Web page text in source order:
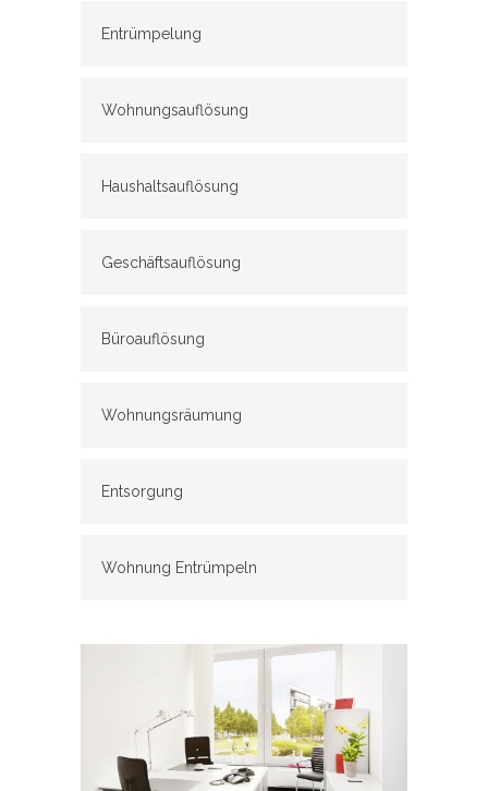
Entrümpelung
Wohnungsauflösung
Haushaltsauflösung
Geschäftsauflösung
Büroauflösung
Wohnungsräumung
Entsorgung
Wohnung Entrümpeln